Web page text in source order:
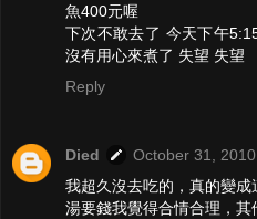
魚400元喔
下次不敢去了 今天下午
沒有用心來煮了 失望 失望
Reply
Died
October 31,
我超久沒去吃的，真的變成
湯要錢我覺得合情合理，